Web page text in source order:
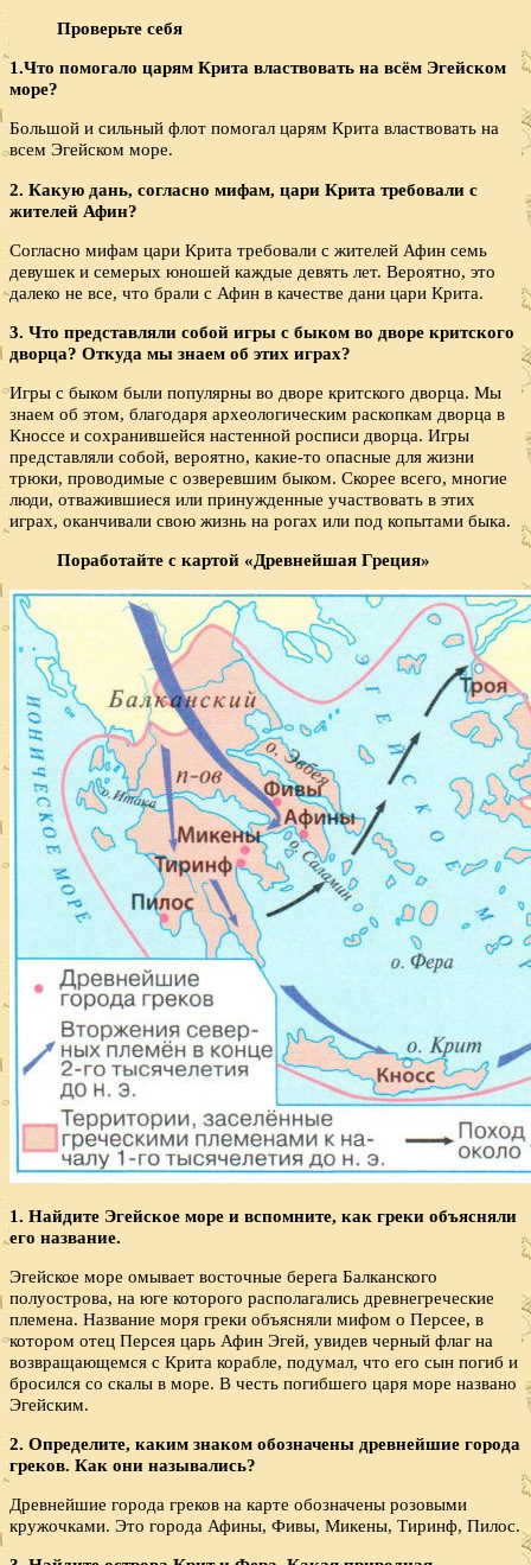
Проверьте себя
1.Что помогало царям Крита властвовать на всём Эгейском
море?
Большой и сильный флот помогал царям Крита властвовать на
всем Эгейском море.
2. Какую дань, согласно мифам, цари Крита требовали с
жителей Афин?
Согласно мифам цари Крита требовали с жителей Афин семь
девушек и семерых юношей каждые девять лет. Вероятно, это
далеко не все, что брали с Афин в качестве дани цари Крита.
3. Что представляли собой игры с быком во дворе критского
дворца? Откуда мы знаем об этих играх?
Игры с быком были популярны во дворе критского дворца. Мы
знаем об этом, благодаря археологическим раскопкам дворца в
Кноссе и сохранившейся настенной росписи дворца. Игры
представляли собой, вероятно, какие-то опасные для жизни
трюки, проводимые с озверевшим быком. Скорее всего, многие
люди, отважившиеся или принужденные участвовать в этих
играх, оканчивали свою жизнь на рогах или под копытами быка.
Поработайте с картой «Древнейшая Греция»
1. Найдите Эгейское море и вспомните, как греки объясняли
его название.
Эгейское море омывает восточные берега Балканского
полуострова, на юге которого располагались древнегреческие
племена. Название моря греки объясняли мифом о Персее, в
котором отец Персея царь Афин Эгей, увидев черный флаг на
возвращающемся с Крита корабле, подумал, что его сын погиб и
бросился со скалы в море. В честь погибшего царя море названо
Эгейским.
2. Определите, каким знаком обозначены древнейшие города
греков. Как они назывались?
Древнейшие города греков на карте обозначены розовыми
кружочками. Это города Афины, Фивы, Микены, Тиринф, Пилос.